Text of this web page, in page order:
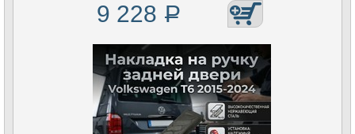
9 228 Р